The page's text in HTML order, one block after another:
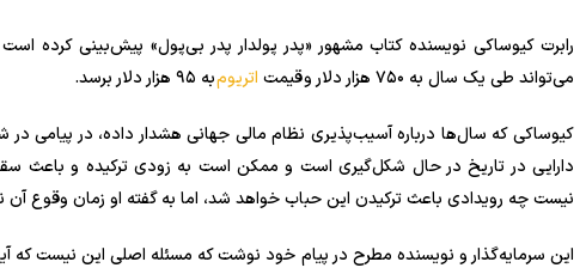
رابرت کیوساکی نویسنده کتاب مشهور «پدر پولدار پدر بی‌پول» پیش‌بینی
می‌تواند طی یک سال به ۷۵۰ هزار دلار و قیمت
اتریومبه ۹۵ هزار دلار برسد.
دارایی در تاریخ در حال شکل‌گیری است و ممکن است به زودی ترکیده و باعث
نیست چه رویدادی باعث ترکیدن این حباب خواهد شد، اما به گفته او زمان وقوع
این سرمایه‌گذار و نویسنده مطرح در پیام خود نوشت که مسئله اصلی این نیست که